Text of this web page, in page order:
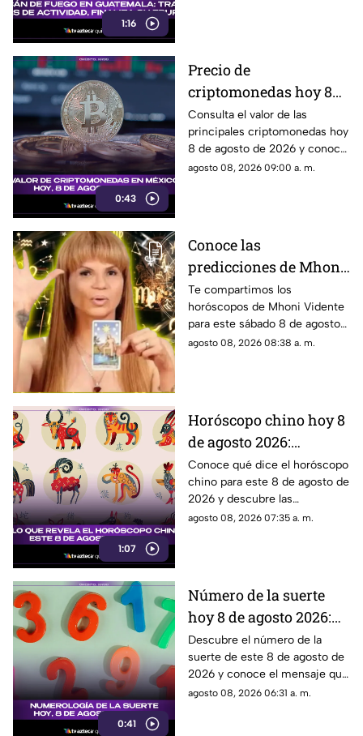
1:16
0:43
Precio de
criptomonedas hoy 8
de agosto 2026 en
México: consulta
cuánto valen
Consulta el valor de las
principales criptomonedas hoy
8 de agosto de 2026 y conoce
cómo cotizan en México.
agosto 08, 2026 09:00 a. m.
Conoce las
predicciones de Mhoni
Vidente HOY, 8 de
agosto de 2026: ¿Qué le
espera en este sábado a
cada signo del zodiaco?
Te compartimos los
horóscopos de Mhoni Vidente
para este sábado 8 de agosto
de 2026 y sus predicciones
agosto 08, 2026 08:38 a. m.
1:07
Horóscopo chino hoy 8
de agosto 2026:
descubre qué te depara
el destino según tu
signo
Conoce qué dice el horóscopo
chino para este 8 de agosto de
2026 y descubre las
predicciones para cada signo
agosto 08, 2026 07:35 a. m.
0:41
Número de la suerte
hoy 8 de agosto 2026:
descubre qué dice la
numerología para ti
Descubre el número de la
suerte de este 8 de agosto de
2026 y conoce el mensaje que
la numerología tiene para ti.
agosto 08, 2026 06:31 a. m.